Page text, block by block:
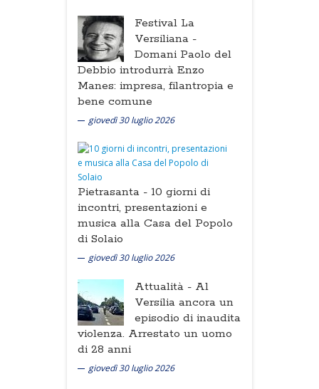
Festival La
Versiliana -
Domani Paolo del
Debbio introdurrà Enzo
Manes: impresa, filantropia e
bene comune
giovedì 30 luglio 2026
Pietrasanta - 10 giorni di
incontri, presentazioni e
musica alla Casa del Popolo
di Solaio
giovedì 30 luglio 2026
Attualità - Al
Versilia ancora un
episodio di inaudita
violenza. Arrestato un uomo
di 28 anni
giovedì 30 luglio 2026